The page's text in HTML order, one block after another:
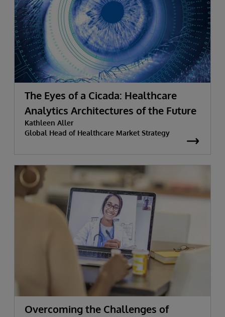
The Eyes of a Cicada: Healthcare
Analytics Architectures of the Future
Kathleen Aller
Global Head of Healthcare Market Strategy
Overcoming the Challenges of